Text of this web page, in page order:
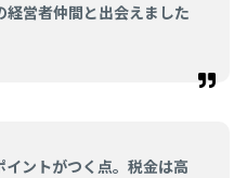
経営者仲間と出会えました
ントがつく点。税金は高